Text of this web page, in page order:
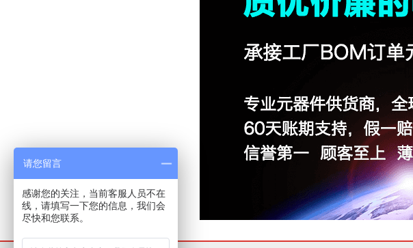
请您留言
感谢您的关注，当前客服人员不在
线，请填写一下您的信息，我们会
尽快和您联系。